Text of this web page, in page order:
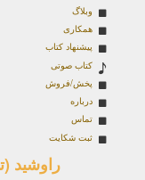
وبلاگ
همکاری
پیشنهاد کتاب
کتاب صوتی
پخش/فروش
درباره
تماس
ثبت شکایت
راوشید